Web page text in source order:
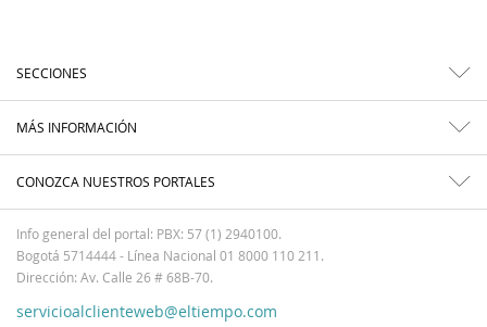
SECCIONES
MÁS INFORMACIÓN
CONOZCA NUESTROS PORTALES
Info general del portal: PBX: 57 (1) 2940100.
Bogotá 5714444 - Línea Nacional 01 8000 110 211.
Dirección: Av. Calle 26 # 68B-70.
servicioalclienteweb@eltiempo.com